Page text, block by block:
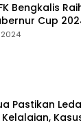
Bengkalis
Cup
Pastikan